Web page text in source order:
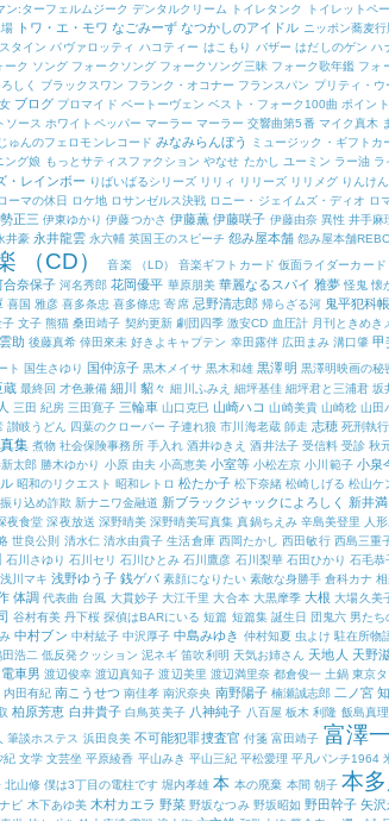
ン:ターフェルムジーク デンタルクリーム トイレタンク トイレットペ
トワ・エ・モワ なごみーず なつかしのアイドル ニッポン蕎麦行
タイン パヴァロッティ ハコティー はこもり バザー はだしのゲン ハ
ーク ソング フォークソング フォークソング三昧 フォーク歌年鑑 フォ
しく ブラックスワン フランク・オコナー フランスパン プリティ・ウ
ブログ プロマイド ベートーヴェン ベスト・フォーク100曲 ポイン
ソース ホワイトペッパー マーラー マーラー 交響曲第5番 マイク真木
ゅんのフェロモンレコード みなみらんぼう ミュージック・ギフトカ
ング娘 もっとサティスファクション やなせ たかし ユーミン ラー油 ラ
・レインボー りばいばるシリーズ リリィ リリーズ リリメグ りんけ
ローマの休日 ロケ地 ロサンゼルス決戦 ロニー・ジェイムズ・ディオ ロ
正三 伊東ゆかり 伊藤つかさ 伊藤薫 伊藤咲子 伊藤由奈 異性 井手麻
井豪 永井龍雲 永六輔 英国王のスピーチ 怨み屋本舗 怨み屋本舗
（CD） 音楽 （LD） 音楽ギフトカード 仮面ライダーカード
合奈保子 河名秀郎 花岡優平 華原朋美 華麗なるスパイ 雅夢 怪鬼 懐
喜国 雅彦 喜多条忠 喜多條忠 寄席 忌野清志郎 帰らざる河 鬼平犯科帳
子 文子 熊猫 桑田靖子 契約更新 劇団四季 激安CD 血圧計 月刊ときめき
助 後藤真希 倖田來未 好きよキャプテン 幸田露伴 広田まみ 溝口肇 甲
ト 国生さゆり 国仲涼子 黒木メイサ 黒木和雄 黒澤明 黒澤明映画の秘
蔵 最終回 才色兼備 細川 貂々 細川ふみえ 細坪基佳 細坪君と三浦君 坂
三田 紀房 三田寛子 三輪車 山口克巳 山崎ハコ 山崎美貴 山崎稔 山田
讃岐うどん 四葉のクローバー 子連れ狼 市川海老蔵 師走 志穂 死刑執
集 煮物 社会保険事務所 手入れ 酒井ゆきえ 酒井法子 受信料 受診 秋
新太郎 勝木ゆかり 小原 由夫 小高恵美 小室等 小松左京 小川範子 小泉
昭和のリクエスト 昭和レトロ 松たか子 松下奈緒 松崎しげる 松山ケ
振り込め詐欺 新ナニワ金融道 新ブラックジャックによろしく 新井満
夜食堂 深夜放送 深野晴美 深野晴美写真集 真鍋ちえみ 辛島美登里 人
世良公則 清水仁 清水由貴子 生活倉庫 西岡たかし 西田敏行 西島三重
石川さゆり 石川セリ 石川ひとみ 石川鷹彦 石川梨華 石田ひかり 石毛恭
浅川マキ 浅野ゆう子 銭ゲバ 素顔になりたい 素敵な身勝手 倉科カナ
体調 代表曲 台風 大貫妙子 大江千里 大合本 大黒摩季 大根 大場久美
谷村有美 丹下桜 探偵はBARにいる 短篇 短篇集 誕生日 団鬼六 男たち
中村ブン 中村紘子 中沢厚子 中島みゆき 仲村知夏 虫よけ 駐在所物
田浩二 低反発クッション 泥ネギ 笛吹利明 天気お姉さん 天地人 天野
電車男 渡辺俊幸 渡辺真知子 渡辺美里 渡辺満里奈 都倉俊一 土鍋 東京
内田有紀 南こうせつ 南佳孝 南沢奈央 南野陽子 楠瀬誠志郎 二ノ宮
柏原芳恵 白井貴子 白鳥英美子 八神純子 八百屋 板木 利隆 飯島真理
筆談ホステス 浜田良美 不可能犯罪捜査官 付箋 富田靖子 富澤
紀 文学 文芸坐 平原綾香 平山みき 平山三紀 平松愛理 平凡パンチ1964
北山修 僕は3丁目の電柱です 堀内孝雄 本 本の廃棄 本間 朝子 本
ビ 木下あゆ美 木村カエラ 野菜 野坂なつみ 野坂昭如 野田幹子 矢